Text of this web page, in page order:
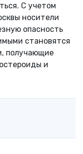
С учетом
носители
опасность
становятся
получающие
и